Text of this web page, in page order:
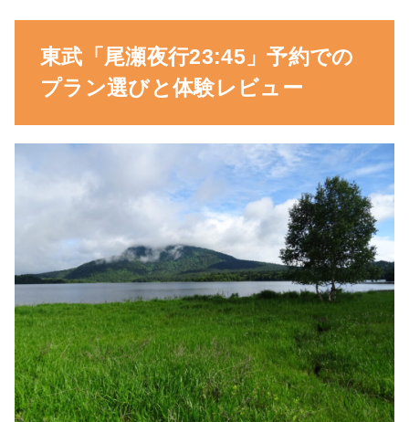
東武「尾瀬夜行23:45」予約での
プラン選びと体験レビュー